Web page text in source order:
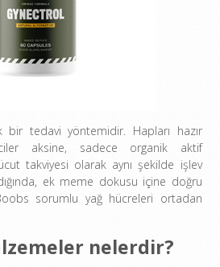
bir tedavi yöntemidir. Hapları hazır
aksine, sadece organik aktif
takviyesi olarak aynı şekilde işlev
ek meme dokusu içine doğru
sorumlu yağ hücreleri ortadan
nelerdir?